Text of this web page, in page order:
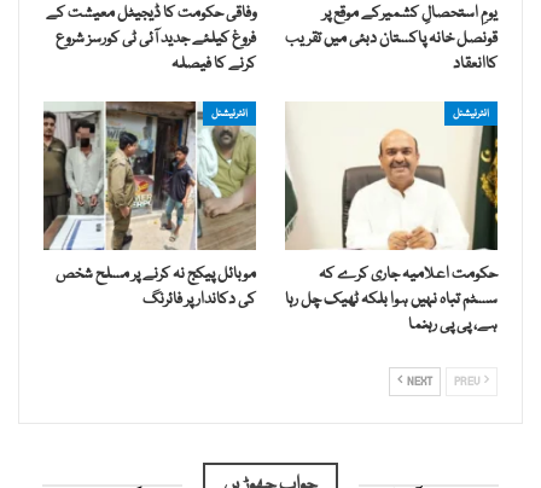
یومِ استحصالِ کشمیرکے موقع پر
قونصل خانہ پاکستان دبئی میں تقریب
کاانعقاد
وفاقی حکومت کا ڈیجیٹل معیشت کے
فروغ کیلئے جدید آئی ٹی کورسز شروع
کرنے کا فیصلہ
انٹرنیشنل
حکومت اعلامیہ جاری کرے کہ
سسٹم تباہ نہیں ہوا بلکہ ٹھیک چل رہا
ہے، پی پی رہنما
انٹرنیشنل
موبائل پیکج نہ کرنے پر مسلح شخص
کی دکاندار پر فائرنگ
NEXT